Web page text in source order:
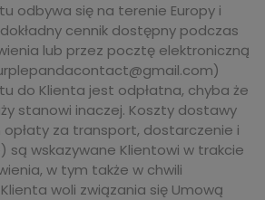
odbywa się na terenie Europy i
cennik dostępny podczas
lub przez pocztę elektroniczną
do Klienta jest odpłatna, chyba że
stanowi inaczej. Koszty dostawy
za transport, dostarczenie i
są wskazywane Klientowi w trakcie
w tym także w chwili
woli związania się Umową